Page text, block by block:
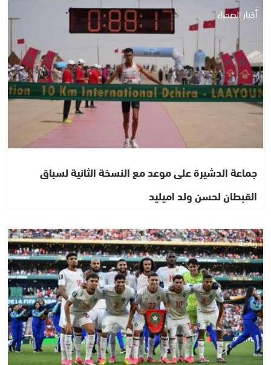
أخبار الصحراء
جماعة الدشيرة على موعد مع النسخة الثانية لسباق
القبطان لحسن ولد اميليد
رياضة